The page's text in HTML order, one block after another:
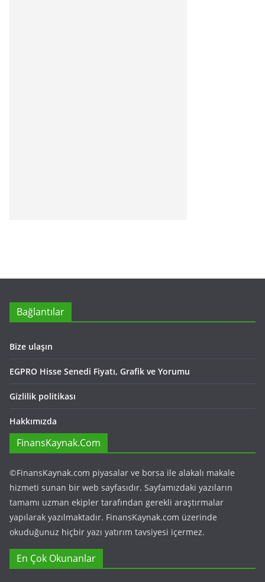
Bağlantılar
Bize ulaşın
EGPRO Hisse Senedi Fiyatı, Grafik ve Yorumu
Gizlilik politikası
Hakkımızda
FinansKaynak.Com
©FinansKaynak.com piyasalar ve borsa ile alakalı makale
hizmeti sunan bir web sayfasıdır. Sayfamızdaki yazıların
tamamı uzman ekipler tarafından gerekli araştırmalar
yapılarak yazılmaktadır. FinansKaynak.com üzerinde
okuduğunuz hiçbir yazı yatırım tavsiyesi içermez.
En Çok Okunanlar